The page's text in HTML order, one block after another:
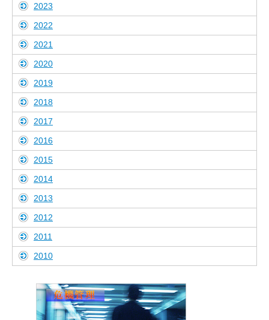
2023
2022
2021
2020
2019
2018
2017
2016
2015
2014
2013
2012
2011
2010